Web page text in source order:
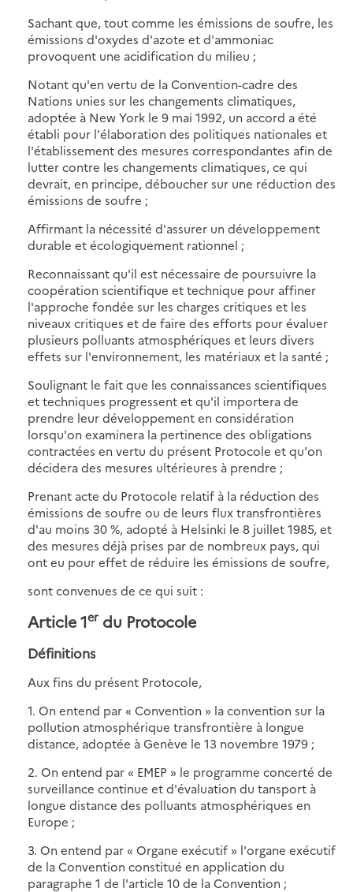
Sachant que, tout comme les émissions de soufre, les
émissions d'oxydes d'azote et d'ammoniac
provoquent une acidification du milieu ;
Notant qu'en vertu de la Convention-cadre des
Nations unies sur les changements climatiques,
adoptée à New York le 9 mai 1992, un accord a été
établi pour l'élaboration des politiques nationales et
l'établissement des mesures correspondantes afin de
lutter contre les changements climatiques, ce qui
devrait, en principe, déboucher sur une réduction des
émissions de soufre ;
Affirmant la nécessité d'assurer un développement
durable et écologiquement rationnel ;
Reconnaissant qu'il est nécessaire de poursuivre la
coopération scientifique et technique pour affiner
l'approche fondée sur les charges critiques et les
niveaux critiques et de faire des efforts pour évaluer
plusieurs polluants atmosphériques et leurs divers
effets sur l'environnement, les matériaux et la santé ;
Soulignant le fait que les connaissances scientifiques
et techniques progressent et qu'il importera de
prendre leur développement en considération
lorsqu'on examinera la pertinence des obligations
contractées en vertu du présent Protocole et qu'on
décidera des mesures ultérieures à prendre ;
Prenant acte du Protocole relatif à la réduction des
émissions de soufre ou de leurs flux transfrontières
d'au moins 30 %, adopté à Helsinki le 8 juillet 1985, et
des mesures déjà prises par de nombreux pays, qui
ont eu pour effet de réduire les émissions de soufre,
sont convenues de ce qui suit :
Article 1er du Protocole
Définitions
Aux fins du présent Protocole,
1. On entend par « Convention » la convention sur la
pollution atmosphérique transfrontière à longue
distance, adoptée à Genève le 13 novembre 1979 ;
2. On entend par « EMEP » le programme concerté de
surveillance continue et d'évaluation du tansport à
longue distance des polluants atmosphériques en
Europe ;
3. On entend par « Organe exécutif » l'organe exécutif
de la Convention constitué en application du
paragraphe 1 de l'article 10 de la Convention ;